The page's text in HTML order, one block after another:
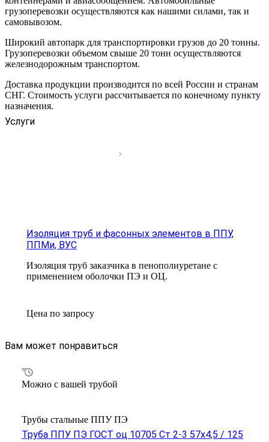
грузоперевозки осуществляются как нашими силами, так и
самовывозом.
Широкий автопарк для транспортировки грузов до 20 тонны.
Грузоперевозки объемом свыше 20 тонн осуществляются
железнодорожным транспортом.
Доставка продукции производится по всей России и странам
СНГ. Стоимость услуги рассчитывается по конечному пункту
назначения.
Услуги
Изоляция труб и фасонных элементов в ППУ,
ППМи, ВУС
Изоляция труб заказчика в пенополиуретане с
применением оболочки ПЭ и ОЦ.
Цена по запросу
Вам может понравиться
Можно с вашей трубой
Трубы стальные ППУ ПЭ
Труба ППУ ПЭ ГОСТ оц 10705 Ст 2-3 57x4,5 / 125